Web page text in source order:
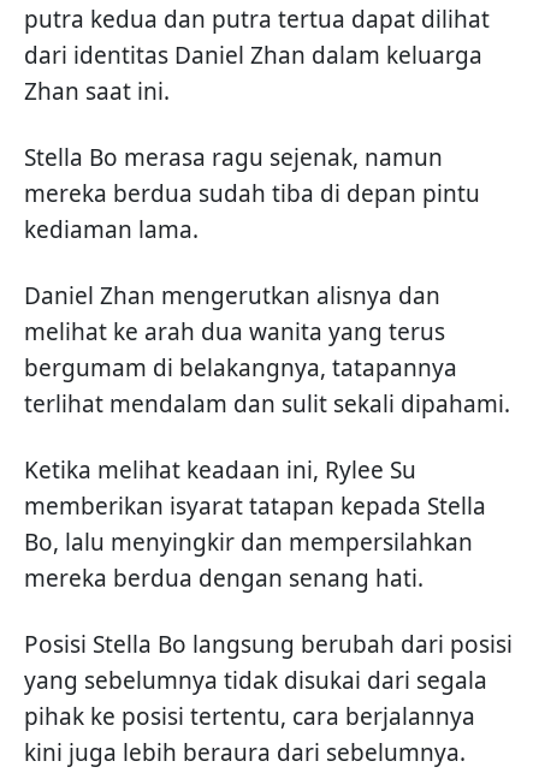
putra kedua dan putra tertua dapat dilihat
dari identitas Daniel Zhan dalam keluarga
Zhan saat ini.
Stella Bo merasa ragu sejenak, namun
mereka berdua sudah tiba di depan pintu
kediaman lama.
Daniel Zhan mengerutkan alisnya dan
melihat ke arah dua wanita yang terus
bergumam di belakangnya, tatapannya
terlihat mendalam dan sulit sekali dipahami.
Ketika melihat keadaan ini, Rylee Su
memberikan isyarat tatapan kepada Stella
Bo, lalu menyingkir dan mempersilahkan
mereka berdua dengan senang hati.
Posisi Stella Bo langsung berubah dari posisi
yang sebelumnya tidak disukai dari segala
pihak ke posisi tertentu, cara berjalannya
kini juga lebih beraura dari sebelumnya.